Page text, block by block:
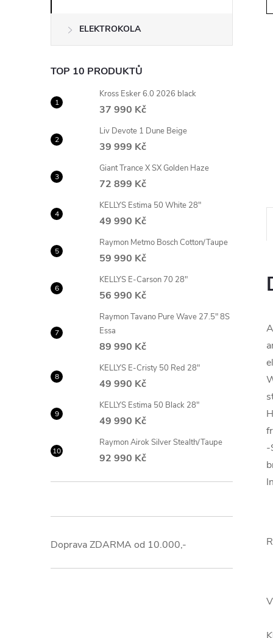
í
p
a
n
e
l
ELEKTROKOLA
TOP 10 PRODUKTŮ
Kross Esker 6.0 2026 black
37 990 Kč
Liv Devote 1 Dune Beige
39 999 Kč
Giant Trance X SX Golden Haze
72 899 Kč
KELLYS Estima 50 White 28"
49 990 Kč
Raymon Metmo Bosch Cotton/Taupe
59 990 Kč
KELLYS E-Carson 70 28"
56 990 Kč
Raymon Tavano Pure Wave 27.5" 8S
Essa
89 990 Kč
KELLYS E-Cristy 50 Red 28"
49 990 Kč
KELLYS Estima 50 Black 28"
49 990 Kč
Raymon Airok Silver Stealth/Taupe
92 990 Kč
Doprava ZDARMA od 10.000,-
-